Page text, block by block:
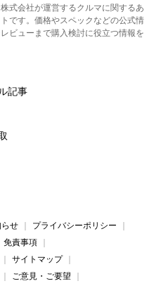
式会社が運営するクルマに関するあ
です。価格やスペックなどの公式情
ビューまで購入検討に役立つ情報を
記事
らせ
プライバシーポリシー
免責事項
サイトマップ
ご意見・ご要望